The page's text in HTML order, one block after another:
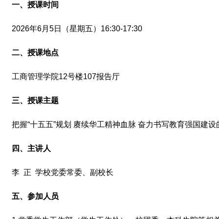
一、授课时间
2026年6月5日（星期五）16:30-17:30
二、授课地点
工商管理学院12号楼107报告厅
三、授课主题
把握“十五五”规划 赓续华工精神血脉 奋力书写教育强国建设
四、主讲人
李 正 学校党委常委、副校长
五、参加人员